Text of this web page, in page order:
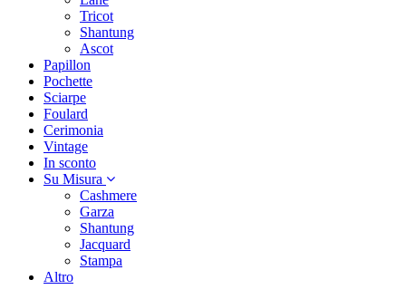
Tricot
Shantung
Ascot
Papillon
Pochette
Sciarpe
Foulard
Cerimonia
Vintage
In sconto
Su Misura
Cashmere
Garza
Shantung
Jacquard
Stampa
Altro